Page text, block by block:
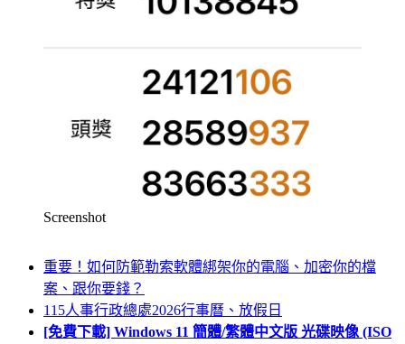
Screenshot
重要！如何防範勒索軟體綁架你的電腦、加密你的檔
案、跟你要錢？
115人事行政總處2026行事曆、放假日
[免費下載] Windows 11 簡體/繁體中文版 光碟映像 (ISO